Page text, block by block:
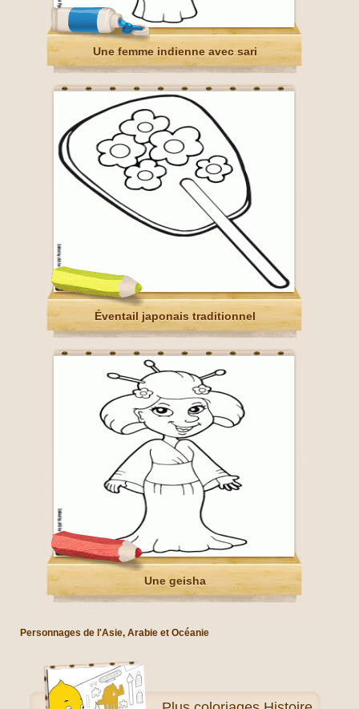
Une femme indienne avec sari
Éventail japonais traditionnel
Une geisha
Personnages de l'Asie, Arabie et Océanie